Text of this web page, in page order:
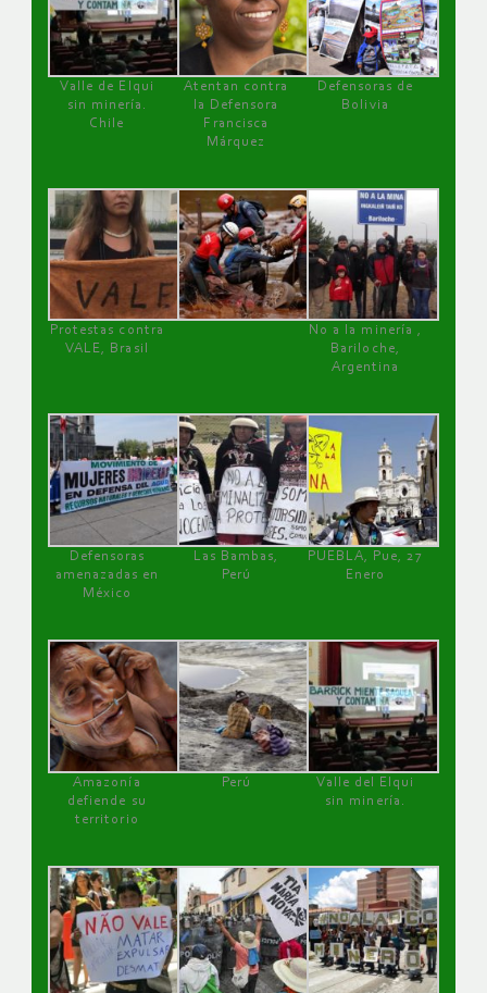
Valle de Elqui
sin minería.
Chile
Atentan contra
la Defensora
Francisca
Márquez
Defensoras de
Bolivia
Protestas contra
VALE, Brasil
No a la minería ,
Bariloche,
Argentina
Defensoras
amenazadas en
México
Las Bambas,
Perú
PUEBLA, Pue, 27
Enero
Amazonía
defiende su
territorio
Perú
Valle del Elqui
sin minería.